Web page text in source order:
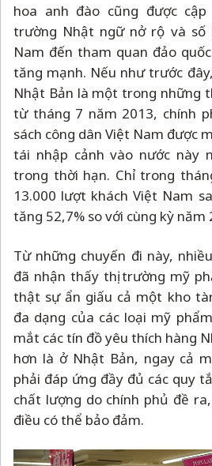
hoa anh đào cũng được
trường Nhật ngữ nở rộ và số
Nam đến tham quan đảo
tăng mạnh. Nếu như trước
Nhật Bản là một trong những
từ tháng 7 năm 2013, chính
sách công dân Việt Nam được
tái nhập cảnh vào nước này
trong thời hạn. Chỉ trong
13.000 lượt khách Việt Nam
tăng 52,7% so với cùng kỳ năm
Từ những chuyến đi này,
đã nhận thấy thị trường mỹ
thật sự ẩn giấu cả một kho
đa dạng của các loại mỹ
mắt các tín đồ yêu thích hàng
hơn là ở Nhật Bản, ngay cả
phải đáp ứng đầy đủ các quy
chất lượng do chính phủ đề
điều có thể bảo đảm.